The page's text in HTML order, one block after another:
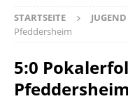
STARTSEITE JUGEND
Pfeddersheim
5:0
Pfeddersheim